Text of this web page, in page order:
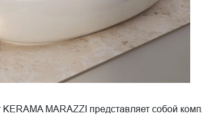
MARAZZI представляет собой